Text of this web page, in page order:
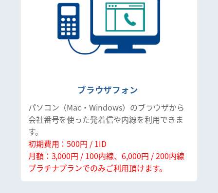
ブラウザフォン
パソコン（Mac・Windows）のブラウザから
会社番号を使った発着信や内線を利用できま
す。
初期費用：500円 / 1ID
月額：3,000円 / 100内線、6,000円 / 200内線
プラチナプランでのみご利用頂けます。